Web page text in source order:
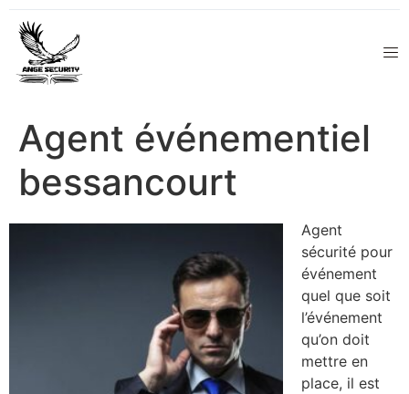
Agent événementiel
bessancourt
Agent
sécurité pour
événement
quel que soit
l’événement
qu’on doit
mettre en
place, il est